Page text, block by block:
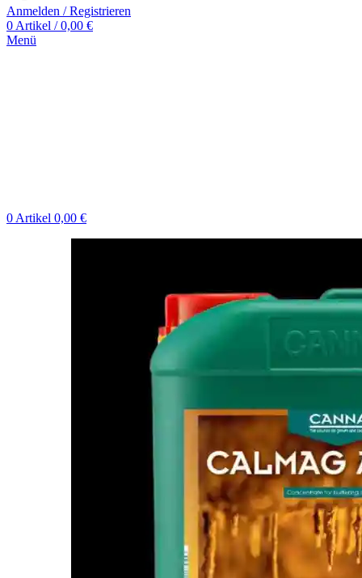
Anmelden / Registrieren
0 Artikel / 0,00 €
Menü
0 Artikel 0,00 €